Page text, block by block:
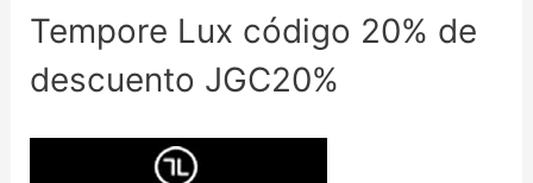
Tempore Lux código 20% de
descuento JGC20%